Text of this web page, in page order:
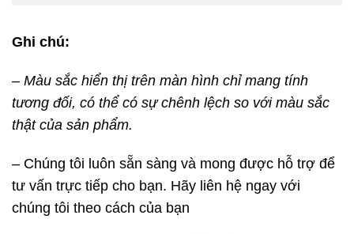
Ghi chú:
– Màu sắc hiển thị trên màn hình chỉ mang tính
tương đối, có thể có sự chênh lệch so với màu sắc
thật của sản phẩm.
– Chúng tôi luôn sẵn sàng và mong được hỗ trợ để
tư vấn trực tiếp cho bạn. Hãy liên hệ ngay với
chúng tôi theo cách của bạn